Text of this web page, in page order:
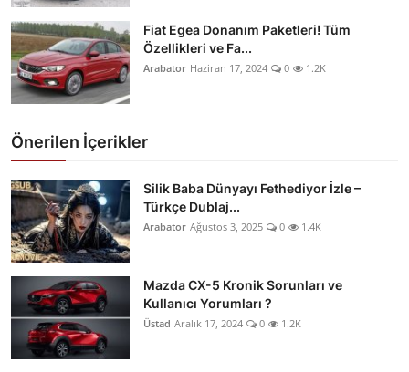
Fiat Egea Donanım Paketleri! Tüm
Özellikleri ve Fa...
Arabator Haziran 17, 2024 0 1.2K
Önerilen İçerikler
Silik Baba Dünyayı Fethediyor İzle –
Türkçe Dublaj...
Arabator Ağustos 3, 2025 0 1.4K
Mazda CX-5 Kronik Sorunları ve
Kullanıcı Yorumları ?
Üstad Aralık 17, 2024 0 1.2K